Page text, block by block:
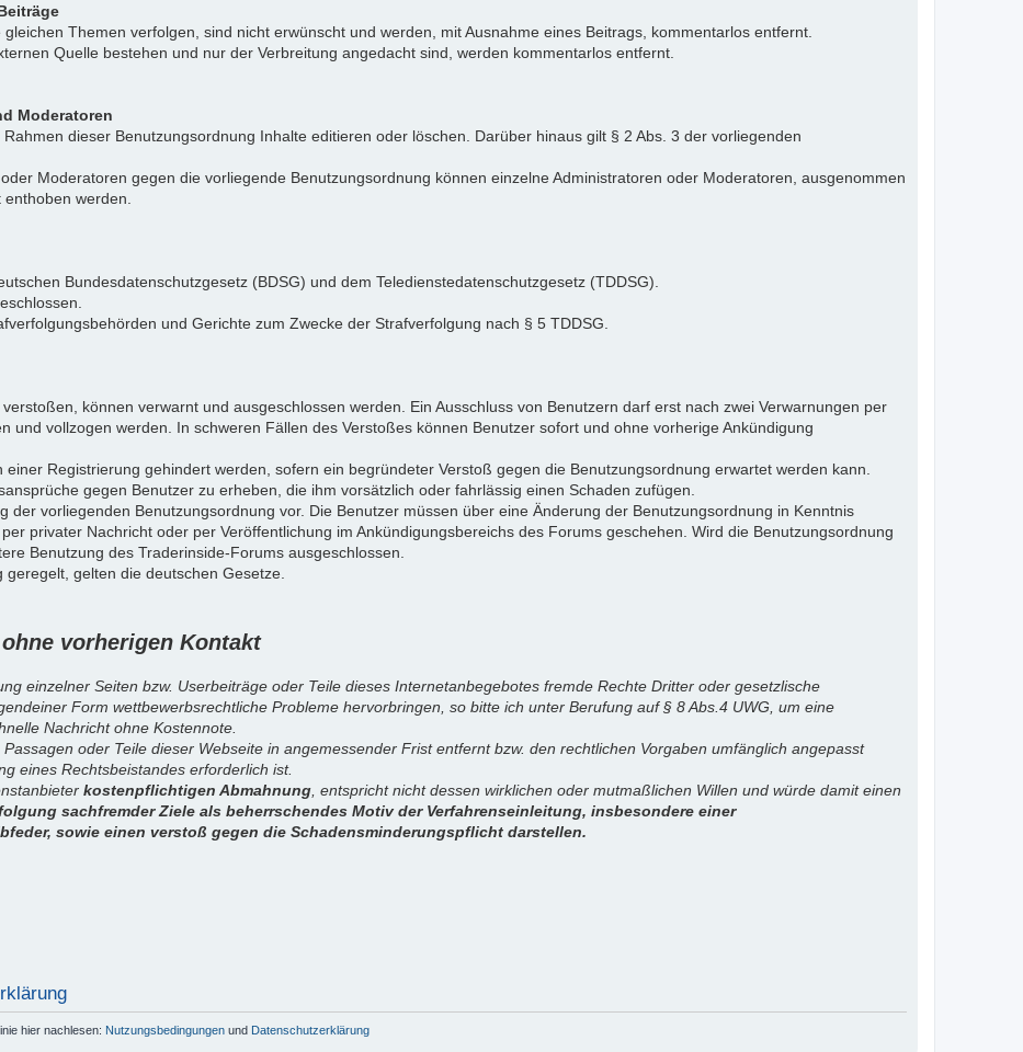
Themen verfolgen, sind nicht erwünscht und werden, mit Ausnahme eines Beitrags, kommentarlos entfernt.
Quelle bestehen und nur der Verbreitung angedacht sind, werden kommentarlos entfernt.
Moderatoren
dieser Benutzungsordnung Inhalte editieren oder löschen. Darüber hinaus gilt § 2 Abs. 3 der vorliegenden
Moderatoren gegen die vorliegende Benutzungsordnung können einzelne Administratoren oder Moderatoren, ausgenommen
werden.
Bundesdatenschutzgesetz (BDSG) und dem Teledienstedatenschutzgesetz (TDDSG).
und Gerichte zum Zwecke der Strafverfolgung nach § 5 TDDSG.
können verwarnt und ausgeschlossen werden. Ein Ausschluss von Benutzern darf erst nach zwei Verwarnungen per
und vollzogen werden. In schweren Fällen des Verstoßes können Benutzer sofort und ohne vorherige Ankündigung
Registrierung gehindert werden, sofern ein begründeter Verstoß gegen die Benutzungsordnung erwartet werden kann.
gegen Benutzer zu erheben, die ihm vorsätzlich oder fahrlässig einen Schaden zufügen.
der vorliegenden Benutzungsordnung vor. Die Benutzer müssen über eine Änderung der Benutzungsordnung in Kenntnis
privater Nachricht oder per Veröffentlichung im Ankündigungsbereichs des Forums geschehen. Wird die Benutzungsordnung
Benutzung des Traderinside-Forums ausgeschlossen.
gelten die deutschen Gesetze.
vorherigen Kontakt
einzelner Seiten bzw. Userbeiträge oder Teile dieses Internetanbegebotes fremde Rechte Dritter oder gesetzlische
Form wettbewerbsrechtliche Probleme hervorbringen, so bitte ich unter Berufung auf § 8 Abs.4 UWG, um eine
Nachricht ohne Kostennote.
oder Teile dieser Webseite in angemessender Frist entfernt bzw. den rechtlichen Vorgaben umfänglich angepasst
eines Rechtsbeistandes erforderlich ist.
kostenpflichtigen Abmahnung , entspricht nicht dessen wirklichen oder mutmaßlichen Willen und würde damit einen
sachfremder Ziele als beherrschendes Motiv der Verfahrenseinleitung, insbesondere einer
sowie einen verstoß gegen die Schadensminderungspflicht darstellen.
hier nachlesen: Nutzungsbedingungen und Datenschutzerklärung